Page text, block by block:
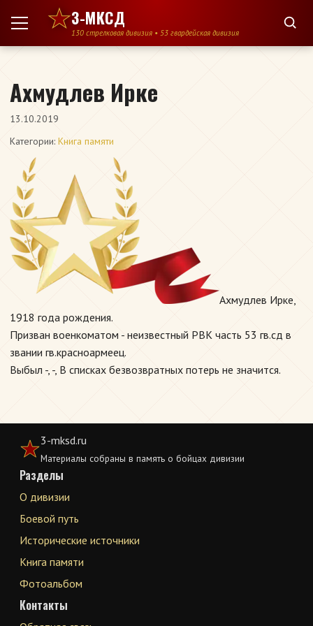
Перейти к содержимому
3-МКСД
130 стрелковая дивизия • 53 гвардейская дивизия
Ахмудлев Ирке
13.10.2019
Категории: Книга памяти
Ахмудлев Ирке,
1918 года рождения.
Призван военкоматом - неизвестный РВК часть 53 гв.сд в
звании гв.красноармеец.
Выбыл -, -, В списках безвозвратных потерь не значится.
3-mksd.ru
Материалы собраны в память о бойцах дивизии
Разделы
О дивизии
Боевой путь
Исторические источники
Книга памяти
Фотоальбом
Контакты